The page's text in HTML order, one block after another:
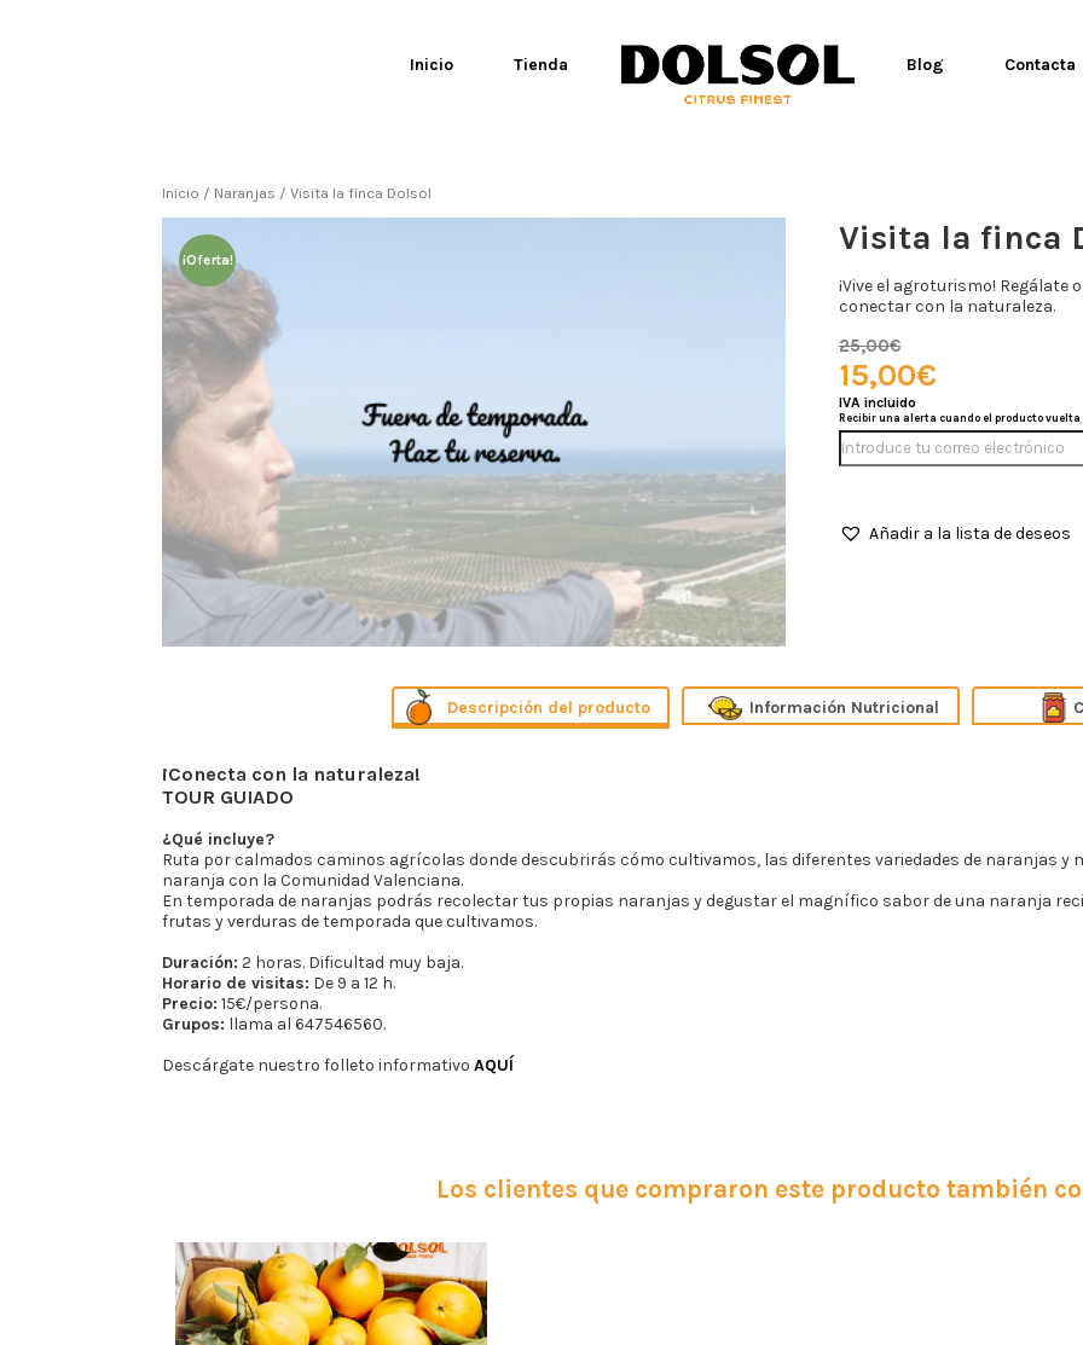
Inicio Tienda
Blog
Contacta
Inicio / Naranjas / Visita la finca Dolsol
¡Oferta!
Visita la finca
¡Vive el agroturismo! Regálate
conectar con la naturaleza.
25,00€
15,00€
Recibir una alerta cuando el producto
Añadir a la lista de deseos
Descripción Información Nutricional
¡Conecta con la naturaleza!
TOUR GUIADO
¿Qué incluye?
Ruta por calmados caminos agrícolas donde descubrirás cómo cultivamos, las diferentes variedades de naranjas y
naranja con la Comunidad Valenciana.
En temporada de naranjas podrás recolectar tus propias naranjas y degustar el magnífico sabor de una naranja
frutas y verduras de temporada que cultivamos.
Duración: 2 horas. Dificultad muy baja.
Horario de visitas: De 9 a 12 h.
Precio: 15€/persona.
Grupos: llama al 647546560.
Descárgate nuestro folleto informativoAQUÍ
Los clientes que compraron este producto también